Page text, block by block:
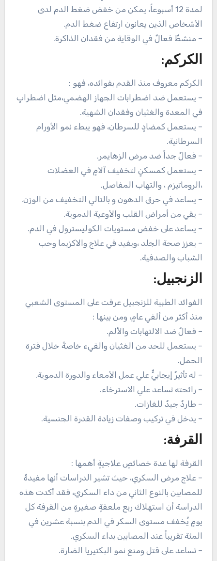
لمدة 12 أسبوعاً، يمكن من خفض ضغط الدم لدى
الأشخاص الذين يعانون ارتفاع ضغط الدم.
– منشطٌ فعالٌ في الوقاية من فقدان الذاكرة.
الكركم:
الكركم معروف منذ القدم بفوائده، فهو :
– يستعمل ضد اضطرابات الجهاز الهضمي،مثل اضطرابٍ
في المعدة والغثيان وفقدان الشهية.
– يستعمل كمضادٍ للسرطان، فهو يبطء نمو الأورام
السرطانية.
– فعالٌ جداً ضد مرض الزهايمر.
– يستعمل كمسكنٍ لتخفيف آلامٍ في العضلات
،الروماتيزم ، والتهاب المفاصل.
– يساعد في حرق الدهون و بالتالي التخفيف من الوزن.
– يقي من أمراض القلب والأوعية الدموية.
– يساعد على خفض مستويات الكوليسترول في الدم.
– يعزز صحة الجلد ،ويفيد في علاج والاكزيما وحب
الشباب والصدفية.
الزنجبيل:
الفوائد الطبية للزنجبيل عرفت على المستوى الشعبي
منذ أكثر من ألفي عامٍ، ومن بينها :
– فعالٌ ضد الالتهابات والألم.
– يستعمل للحد من الغثيان والقيء خاصةً خلال فترة
الحمل.
– له تأثيرٌ إيجابيٌّ علي عمل الأمعاء والدورة الدموية.
– رائحته تساعد علي الاسترخاء‏.
– طاردٌ جيدٌ للغازات.
– يدخل في تركيب وصفات زيادة القدرة الجنسية.
القرفة:
القرفة لها عدة خصائصٍ علاجيةٍ أهمها :
– علاج مرض السكري، حيث تشير الدراسات أنها مفيدةٌ
للمصابين بالنوع الثاني من داء السكري، فقد أكدت هذه
الدراسة أن استهلاك ربع ملعقةٍ صغيرةٍ من القرفة كل
يومٍ يُخفف مستوى السكر في الدم بنسبة عشرين في
المئة تقريباً عند المصابين بداء السكري.
– تساعد على قتل ومنع نمو البكتيريا الضارة.